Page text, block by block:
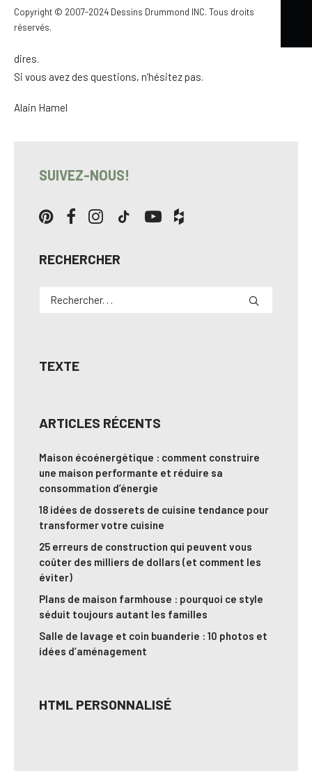
Copyright © 2007-2024 Dessins Drummond INC. Tous droits
réservés.
construire des habitations à priori résistantes aux
dires.
Si vous avez des questions, n’hésitez pas.
Alain Hamel
SUIVEZ-NOUS!
RECHERCHER
TEXTE
ARTICLES RÉCENTS
Maison écoénergétique : comment construire
une maison performante et réduire sa
consommation d’énergie
18 idées de dosserets de cuisine tendance pour
transformer votre cuisine
25 erreurs de construction qui peuvent vous
coûter des milliers de dollars (et comment les
éviter)
Plans de maison farmhouse : pourquoi ce style
séduit toujours autant les familles
Salle de lavage et coin buanderie : 10 photos et
idées d’aménagement
HTML PERSONNALISÉ